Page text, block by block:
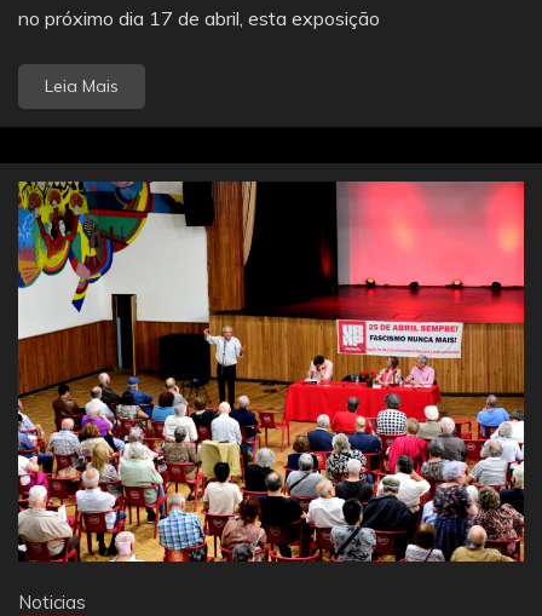
no próximo dia 17 de abril, esta exposição
Leia Mais
Noticias